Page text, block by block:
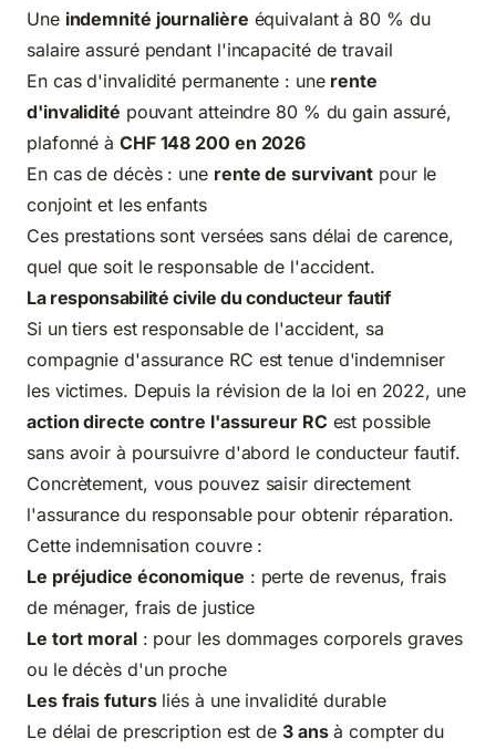
Une indemnité journalière équivalant à 80 % du
salaire assuré pendant l'incapacité de travail
En cas d'invalidité permanente : une rente
d'invalidité pouvant atteindre 80 % du gain assuré,
plafonné à CHF 148 200 en 2026
En cas de décès : une rente de survivant pour le
conjoint et les enfants
Ces prestations sont versées sans délai de carence,
quel que soit le responsable de l'accident.
La responsabilité civile du conducteur fautif
Si un tiers est responsable de l'accident, sa
compagnie d'assurance RC est tenue d'indemniser
les victimes. Depuis la révision de la loi en 2022, une
action directe contre l'assureur RC est possible
sans avoir à poursuivre d'abord le conducteur fautif.
Concrètement, vous pouvez saisir directement
l'assurance du responsable pour obtenir réparation.
Cette indemnisation couvre :
Le préjudice économique : perte de revenus, frais
de ménager, frais de justice
Le tort moral: pour les dommages corporels graves
ou le décès d'un proche
Les frais futursliés à une invalidité durable
Le délai de prescription est de 3 ansà compter du